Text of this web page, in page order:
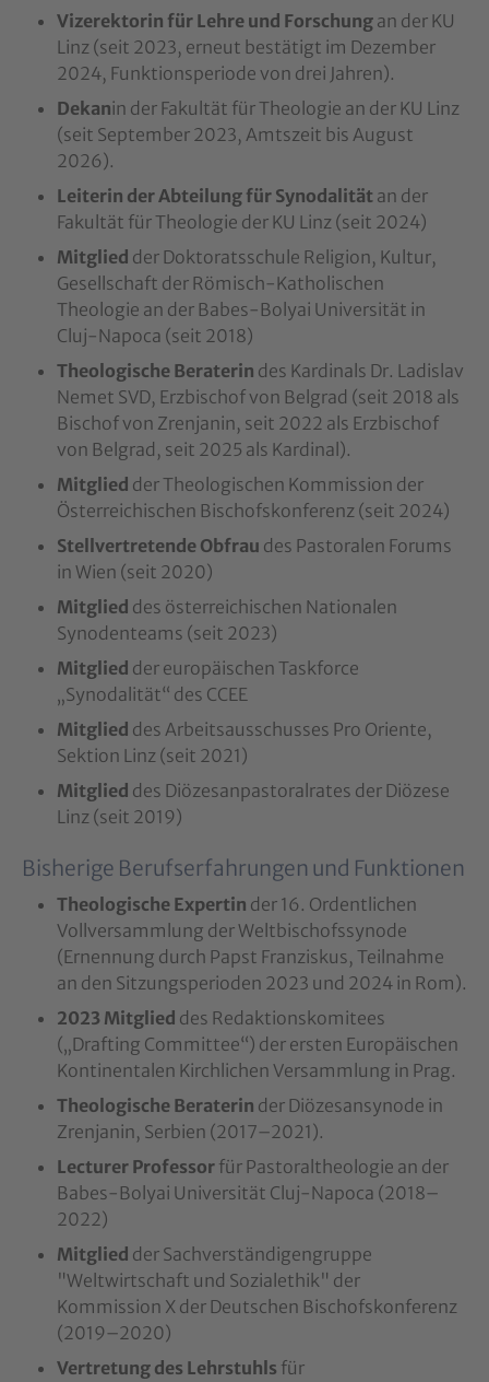
Vizerektorin für Lehre und Forschung an der KU
Linz (seit 2023, erneut bestätigt im Dezember
2024, Funktionsperiode von drei Jahren).
Dekanin der Fakultät für Theologie an der KU Linz
(seit September 2023, Amtszeit bis August
2026).
Leiterin der Abteilung für Synodalität an der
Fakultät für Theologie der KU Linz (seit 2024)
Mitglied der Doktoratsschule Religion, Kultur,
Gesellschaft der Römisch-Katholischen
Theologie an der Babes-Bolyai Universität in
Cluj-Napoca (seit 2018)
Theologische Beraterin des Kardinals Dr. Ladislav
Nemet SVD, Erzbischof von Belgrad (seit 2018 als
Bischof von Zrenjanin, seit 2022 als Erzbischof
von Belgrad, seit 2025 als Kardinal).
Mitglied der Theologischen Kommission der
Österreichischen Bischofskonferenz (seit 2024)
Stellvertretende Obfrau des Pastoralen Forums
in Wien (seit 2020)
Mitglied des österreichischen Nationalen
Synodenteams (seit 2023)
Mitglied der europäischen Taskforce
„Synodalität“ des CCEE
Mitglied des Arbeitsausschusses Pro Oriente,
Sektion Linz (seit 2021)
Mitglied des Diözesanpastoralrates der Diözese
Linz (seit 2019)
Bisherige Berufserfahrungen und Funktionen
Theologische Expertin der 16. Ordentlichen
Vollversammlung der Weltbischofssynode
(Ernennung durch Papst Franziskus, Teilnahme
an den Sitzungsperioden 2023 und 2024 in Rom).
2023 Mitglied des Redaktionskomitees
(„Drafting Committee“) der ersten Europäischen
Kontinentalen Kirchlichen Versammlung in Prag.
Theologische Beraterin der Diözesansynode in
Zrenjanin, Serbien (2017–2021).
Lecturer Professor für Pastoraltheologie an der
Babes-Bolyai Universität Cluj-Napoca (2018–
2022)
Mitglied der Sachverständigengruppe
"Weltwirtschaft und Sozialethik" der
Kommission X der Deutschen Bischofskonferenz
(2019–2020)
Vertretung des Lehrstuhls für